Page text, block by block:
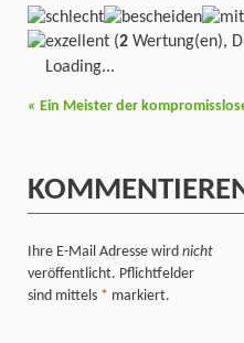
(2 Wertung(en),
Loading...
« Ein Meister der
Ihre E-Mail Adresse wird nicht
veröffentlicht. Pflichtfelder
sind mittels * markiert.